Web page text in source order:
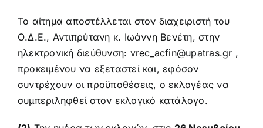
Το αίτημα αποστέλλεται στον διαχειριστή του
Ο.Δ.Ε., Αντιπρύτανη κ. Ιωάννη Βενέτη, στην
ηλεκτρονική διεύθυνση: vrec_acfin@upatras.gr ,
προκειμένου να εξεταστεί και, εφόσον
συντρέχουν οι προϋποθέσεις, ο εκλογέας να
συμπεριληφθεί στον εκλογικό κατάλογο.